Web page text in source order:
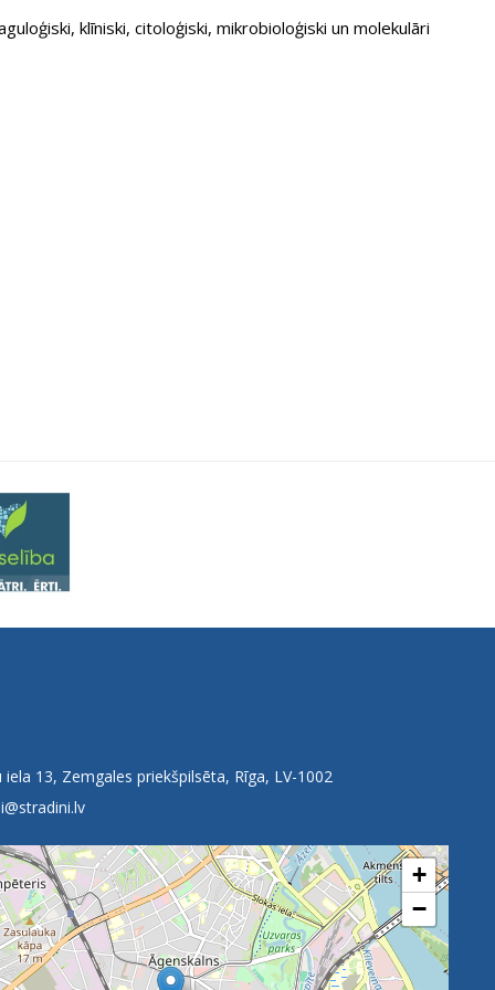
klīniski, citoloģiski, mikrobioloģiski un molekulāri
iela 13, Zemgales priekšpilsēta, Rīga, LV-1002
+
−